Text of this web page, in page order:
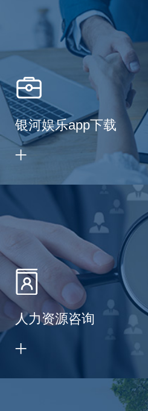
银河娱乐app下载
人力资源咨询